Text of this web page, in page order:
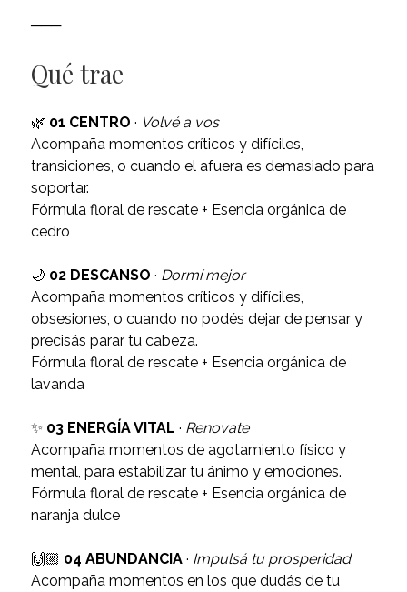
───
Qué trae
🌿 01 CENTRO · Volvé a vos
Acompaña momentos críticos y difíciles,
transiciones, o cuando el afuera es demasiado para
soportar.
Fórmula floral de rescate + Esencia orgánica de
cedro
🌙 02 DESCANSO · Dormí mejor
Acompaña momentos críticos y difíciles,
obsesiones, o cuando no podés dejar de pensar y
precisás parar tu cabeza.
Fórmula floral de rescate + Esencia orgánica de
lavanda
✨ 03 ENERGÍA VITAL · Renovate
Acompaña momentos de agotamiento físico y
mental, para estabilizar tu ánimo y emociones.
Fórmula floral de rescate + Esencia orgánica de
naranja dulce
🙌🏼 04 ABUNDANCIA· Impulsá tu prosperidad
Acompaña momentos en los que dudás de tu